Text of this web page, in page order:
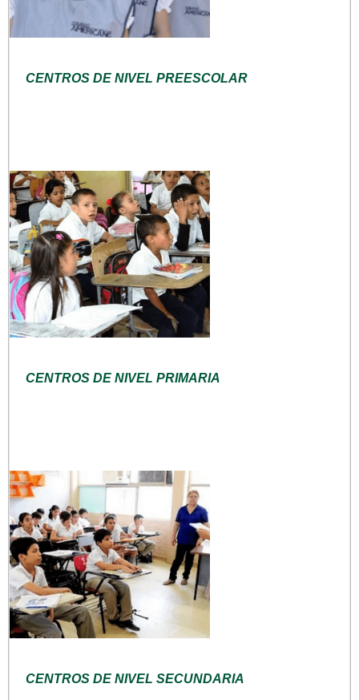
CENTROS DE NIVEL PREESCOLAR
CENTROS DE NIVEL PRIMARIA
CENTROS DE NIVEL SECUNDARIA